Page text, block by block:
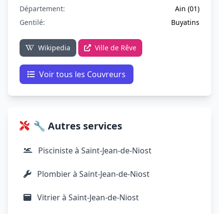
Département:
Ain (01)
Gentilé:
Buyatins
Wikipedia Ville de Rêve
Voir tous les Couvreurs
🔧 Autres services
Pisciniste à Saint-Jean-de-Niost
Plombier à Saint-Jean-de-Niost
Vitrier à Saint-Jean-de-Niost